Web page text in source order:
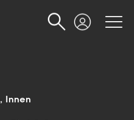
Login
Suche
Innen